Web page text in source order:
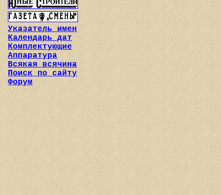
Указатель имен
Календарь дат
Комплектующие
Аппаратура
Всякая всячина
Поиск по сайту
Форум